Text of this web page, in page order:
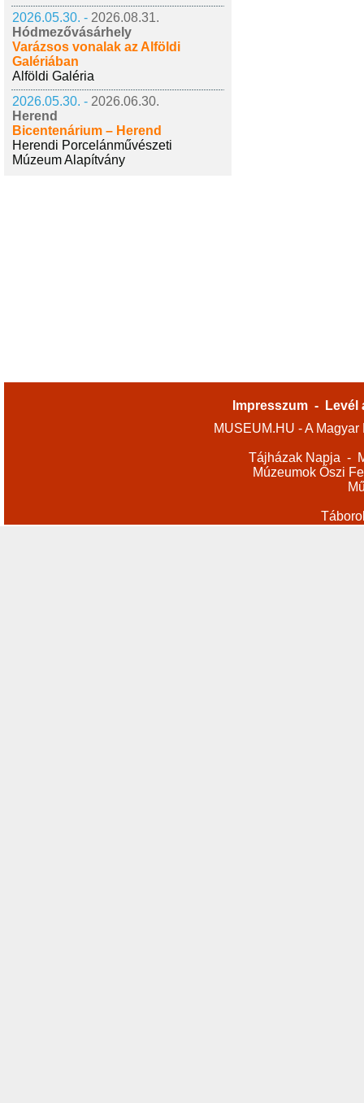
2026.05.30. - 2026.08.31.
Hódmezővásárhely
Varázsos vonalak az Alföldi
Galériában
Alföldi Galéria
2026.05.30. - 2026.06.30.
Herend
Bicentenárium – Herend
Herendi Porcelánművészeti
Múzeum Alapítvány
Impresszum -
Levél
MUSEUM.HU - A
Tájházak Napja -
Múzeumok Őszi